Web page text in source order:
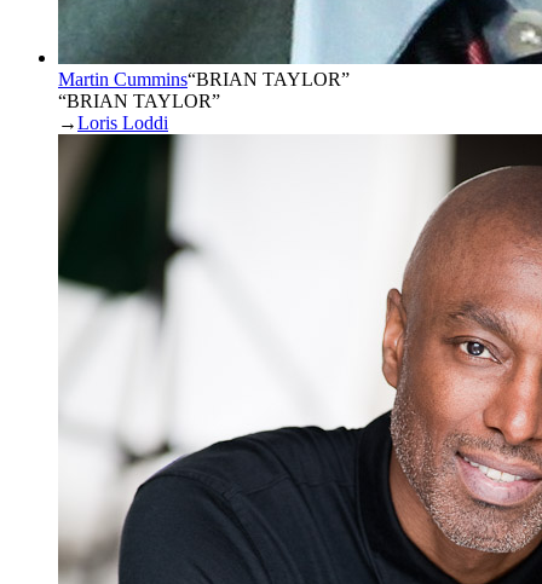
Martin Cummins“BRIAN TAYLOR”
“BRIAN TAYLOR”
→Loris Loddi